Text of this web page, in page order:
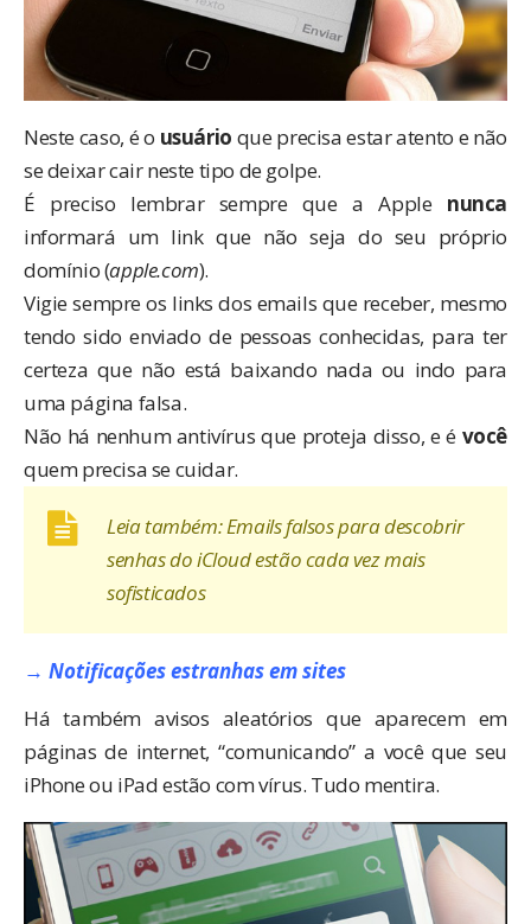
Neste caso, é o usuário que precisa estar atento e não
se deixar cair neste tipo de golpe.
É preciso lembrar sempre que a Apple nunca
informará um link que não seja do seu próprio
domínio (apple.com).
Vigie sempre os links dos emails que receber, mesmo
tendo sido enviado de pessoas conhecidas, para ter
certeza que não está baixando nada ou indo para
uma página falsa.
Não há nenhum antivírus que proteja disso, e é você
quem precisa se cuidar.
Leia também:Emails falsos para descobrir
senhas do iCloud estão cada vez mais
sofisticados
→ Notificações estranhas em sites
Há também avisos aleatórios que aparecem em
páginas de internet, “comunicando” a você que seu
iPhone ou iPad estão com vírus. Tudo mentira.